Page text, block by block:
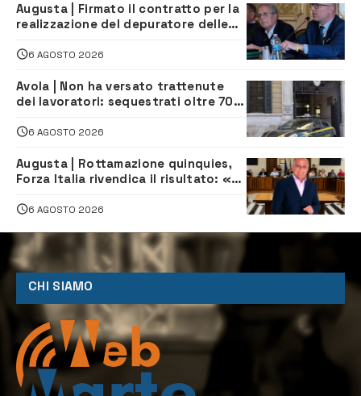
Augusta | Firmato il contratto per la
realizzazione del depuratore delle
6 AGOSTO 2026
Avola | Non ha versato trattenute
dei lavoratori: sequestrati oltre 700
climatizzazione
6 AGOSTO 2026
Augusta | Rottamazione quinquies,
Forza Italia rivendica il risultato: «La
6 AGOSTO 2026
CHI SIAMO